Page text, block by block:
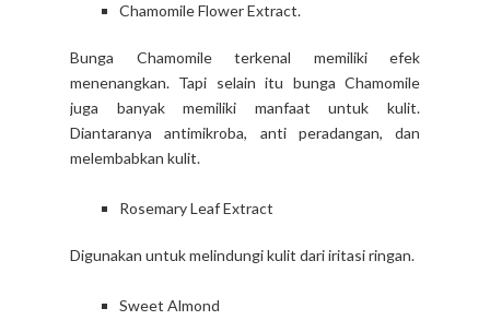
Chamomile Flower Extract.
Bunga Chamomile terkenal memiliki efek
menenangkan. Tapi selain itu bunga Chamomile
juga banyak memiliki manfaat untuk kulit.
Diantaranya antimikroba, anti peradangan, dan
melembabkan kulit.
Rosemary Leaf Extract
Digunakan untuk melindungi kulit dari iritasi ringan.
Sweet Almond